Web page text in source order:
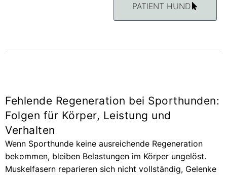
PATIENT HUND
Fehlende Regeneration bei Sporthunden:
Folgen für Körper, Leistung und
Verhalten
Wenn Sporthunde keine ausreichende Regeneration
bekommen, bleiben Belastungen im Körper ungelöst.
Muskelfasern reparieren sich nicht vollständig, Gelenke